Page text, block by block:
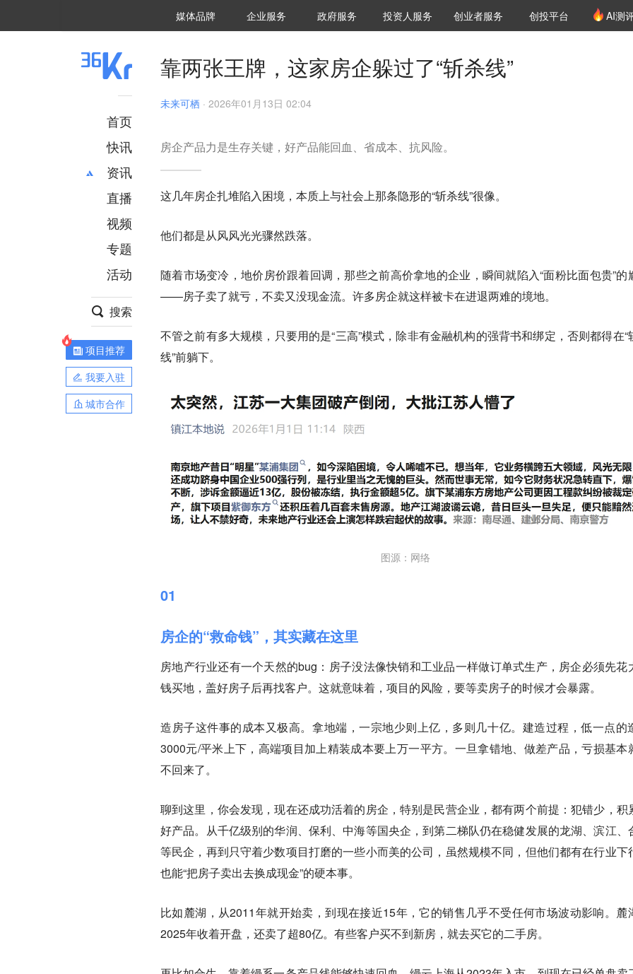
媒体品牌 36Kr研究院
企业服务 城市之窗
政府服务 VClub投资机构库
投资机构职位推介
投资人服务 创投氪堂
创业者服务 创投平台 AI测
首页
快讯
资讯
推荐
财经
项目推荐
安徽
直播
视频
专题
活动
搜索
项目推荐
我要入驻
城市合作
靠两张王牌，这家房企躲过了“斩杀线”
未来可栖 · 2026年01月13日 02:04
房企产品力是生存关键，好产品能回血、省成本、抗风险。
这几年房企扎堆陷入困境，本质上与社会上那条隐形的“斩杀线”很像。
他们都是从风风光光骤然跌落。
随着市场变冷，地价房价跟着回调，那些之前高价拿地的企业，瞬间就陷入“面粉比面包贵”的
——房子卖了就亏，不卖又没现金流。许多房企就这样被卡在进退两难的境地。
不管之前有多大规模，只要用的是“三高”模式，除非有金融机构的强背书和绑定，否则都得在“
线”前躺下。
图源：网络
01
房企的“救命钱”，其实藏在这里
房地产行业还有一个天然的bug：房子没法像快销和工业品一样做订单式生产，房企必须先花
钱买地，盖好房子后再找客户。这就意味着，项目的风险，要等卖房子的时候才会暴露。
造房子这件事的成本又极高。拿地端，一宗地少则上亿，多则几十亿。建造过程，低一点的
3000元/平米上下，高端项目加上精装成本要上万一平方。一旦拿错地、做差产品，亏损基本
不回来了。
聊到这里，你会发现，现在还成功活着的房企，特别是民营企业，都有两个前提：犯错少，积
好产品。 从千亿级别的华润、保利、中海等国央企，到第二梯队仍在稳健发展的龙湖、滨江、
等民企，再到只守着少数项目打磨的一些小而美的公司，虽然规模不同，但他们都有在行业下
也能“把房子卖出去换成现金”的硬本事。
比如麓湖，从2011年就开始卖，到现在接近15年，它的销售几乎不受任何市场波动影响。麓
2025年收着开盘，还卖了超80亿。有些客户买不到新房，就去买它的二手房。